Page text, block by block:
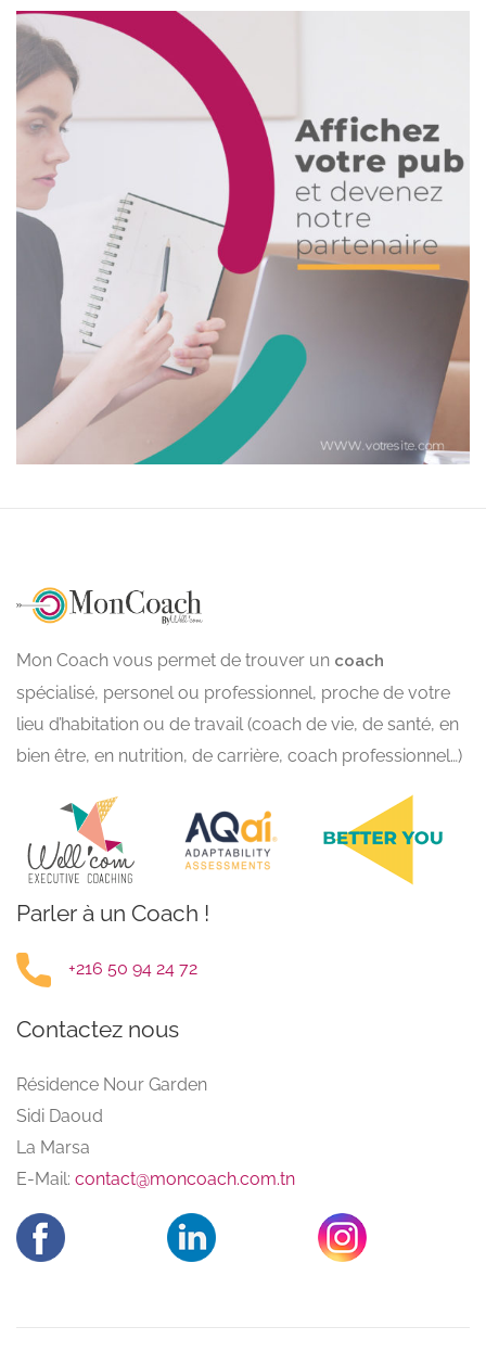
Mon Coach vous permet de trouver un coach
spécialisé, personel ou professionnel, proche de votre
lieu d’habitation ou de travail (coach de vie, de santé, en
bien être, en nutrition, de carrière, coach professionnel…)
Parler à un Coach !
+216 50 94 24 72
Contactez nous
Résidence Nour Garden
Sidi Daoud
La Marsa
E-Mail: contact@moncoach.com.tn